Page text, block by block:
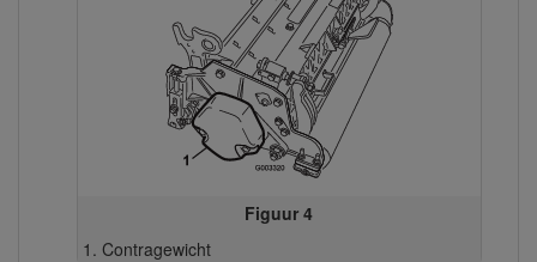
Figuur 4
Contragewicht